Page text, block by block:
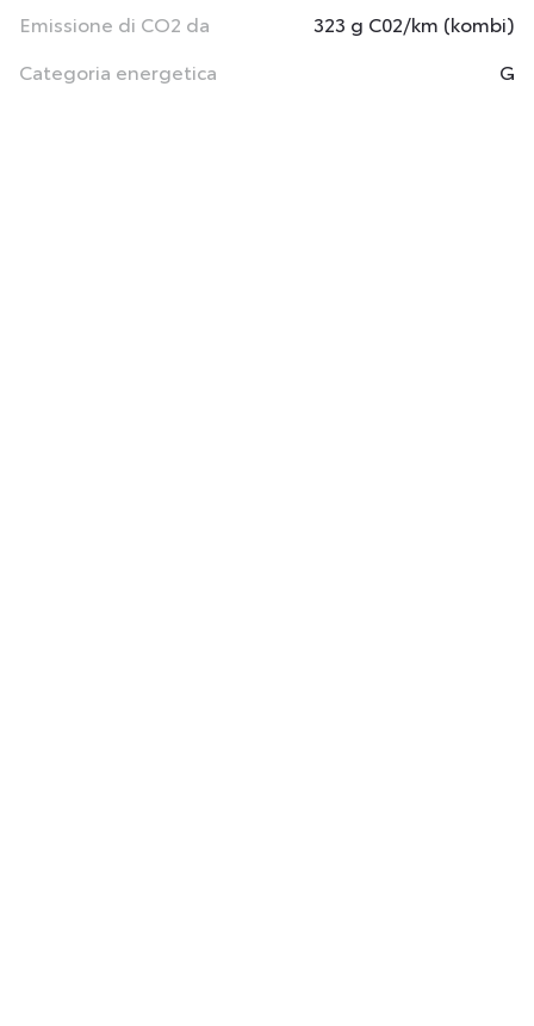
Emissione di CO2 da
323 g C02/km (kombi)
Categoria energetica
G